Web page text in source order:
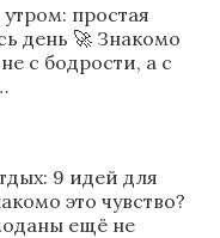
простая
день 🚀 Знакомо
с бодрости, а с
9 идей для
это чувство?
ещё не